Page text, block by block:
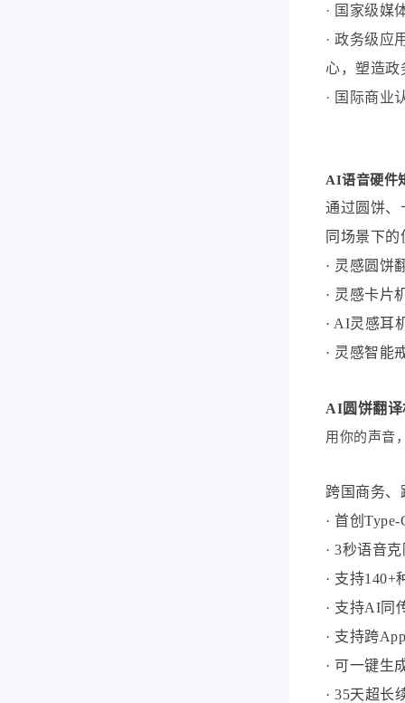
· 国家级媒
· 政务级应
心，塑造政
· 国际商业
AI语音硬件
通过圆饼、
同场景下
· 灵感圆饼
· 灵感卡片
· AI灵感耳
· 灵感智能
AI圆饼翻
用你的声音
跨国商务、
· 首创
· 3秒语音
· 支持140+
· 支持AI同
· 支持跨
· 可一键生
· 35天超长